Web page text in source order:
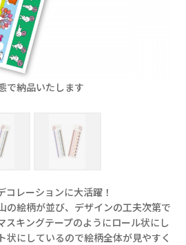
で納品いたします
コレーションに大活躍！
の絵柄が並び、デザインの工夫次第で
スキングテープのようにロール状にし
状にしているので絵柄全体が見やすく